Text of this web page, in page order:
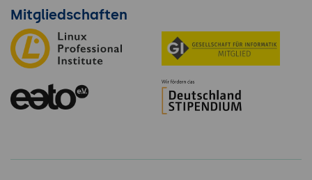
Mitgliedschaften